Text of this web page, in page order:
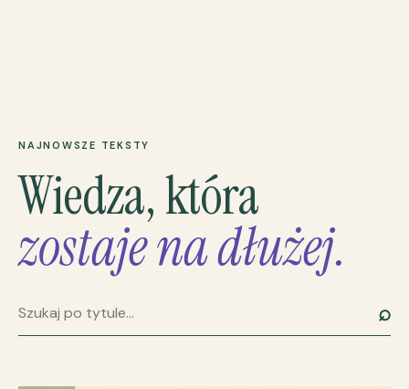
NAJNOWSZE TEKSTY
Wiedza, która
zostaje na dłużej.
Szukaj artykułu ⌕